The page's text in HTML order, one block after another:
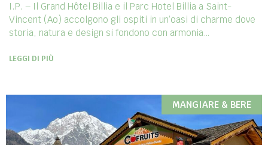
I.P. – Il Grand Hôtel Billia e il Parc Hotel Billia a Saint-
Vincent (Ao) accolgono gli ospiti in un’oasi di charme dove
storia, natura e design si fondono con armonia…
LEGGI DI PIÙ
MANGIARE & BERE